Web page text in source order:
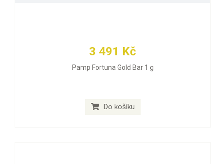
3 491 Kč
Pamp Fortuna Gold Bar 1 g
Do košíku